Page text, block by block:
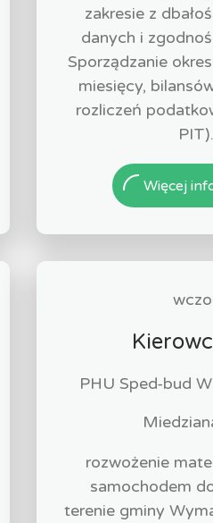
zakresie z
danych i
Sporządzanie
miesięcy,
rozliczeń
Więcej
PHU Sped-bud
rozwożenie
samochodem
terenie gminy